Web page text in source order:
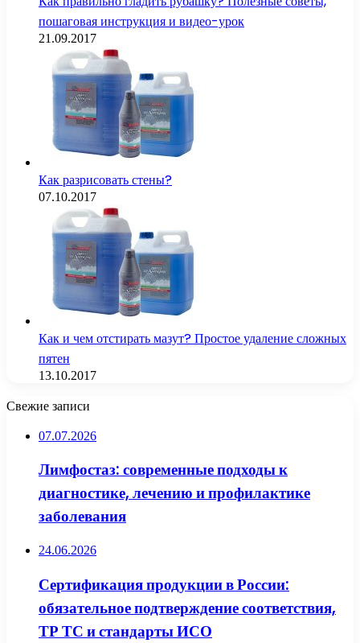
пошаговая инструкция и видео-урок
21.09.2017
Как разрисовать стены?
07.10.2017
Как и чем отстирать мазут? Простое удаление сложных
пятен
13.10.2017
Свежие записи
07.07.2026
Лимфостаз: современные подходы к
диагностике, лечению и профилактике
заболевания
24.06.2026
Сертификация продукции в России:
обязательное подтверждение соответствия,
ТР ТС и стандарты ИСО